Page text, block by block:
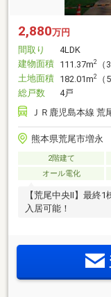
2,880万円
間取り
4LDK
建物面積 111.37m2
（
土地面積 182.01m2
（
総戸数
4戸
ＪＲ鹿児島本線 荒
熊本県荒尾市増永
2階建て
オール電化
【荒尾中央Ⅱ】最終
入居可能！